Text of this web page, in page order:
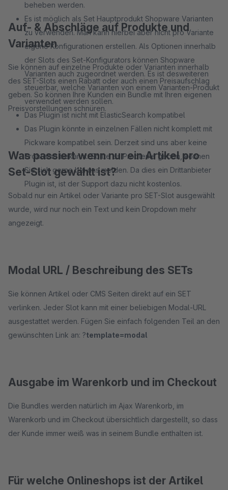
beheben werden.
Es ist möglich als Set Hauptprodukt Shopware Varianten
zu verwenden. Man kann hierbei aber nicht pro Variante
eigene Konfigurationen erstellen. Als Optionen innerhalb
der Slots des Set-Konfigurators können Shopware
Varianten auch zugeordnet werden. Es ist desweiteren
steuerbar, welche Varianten von einem Varianten-Produkt
verwendet werden sollen.
Das Plugin ist nicht mit ElasticSearch kompatibel
Das Plugin könnte in einzelnen Fällen nicht komplett mit
Pickware kompatibel sein. Derzeit sind uns aber keine
Probleme bekannt. Sollte es Probleme geben, können
Sie sich gerne bei uns melden. Da dies ein Drittanbieter
Plugin ist, ist der Support dazu nicht kostenlos.
Auf- & Abschläge auf Produkte und
Varianten
Sie können auf einzelne Produkte oder Varianten innerhalb
des SET-Slots einen Rabatt oder auch einen Preisaufschlag
geben. So können Ihre Kunden ein Bundle mit Ihren eigenen
Preisvorstellungen schnüren.
Was passiert wenn nur ein Artikel pro
Set-Slot gewählt ist?
Sobald nur ein Artikel oder Variante pro SET-Slot ausgewählt
wurde, wird nur noch ein Text und kein Dropdown mehr
angezeigt.
Modal URL / Beschreibung des SETs
Sie können Artikel oder CMS Seiten direkt auf ein SET
verlinken. Jeder Slot kann mit einer beliebigen Modal-URL
ausgestattet werden. Fügen Sie einfach folgenden Teil an den
gewünschten Link an: ?template=modal
Ausgabe im Warenkorb und im Checkout
Die Bundles werden natürlich im Ajax Warenkorb, im
Warenkorb und im Checkout übersichtlich dargestellt, so dass
der Kunde immer weiß was in seinem Bundle enthalten ist.
Für welche Onlineshops ist der Artikel